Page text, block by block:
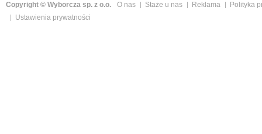
Copyright © Wyborcza sp. z o.o. O nas Staże u nas Reklama
Polityka
Ustawienia prywatności